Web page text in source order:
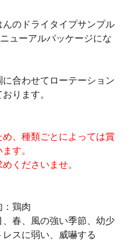
のドライタイプサンプル
ューアルパッケージにな
合わせてローテーション
ります。
、種類ごとによっては賞
す。
くださいませ。
鶏肉
春、風の強い季節、幼少
スに弱い、威嚇する